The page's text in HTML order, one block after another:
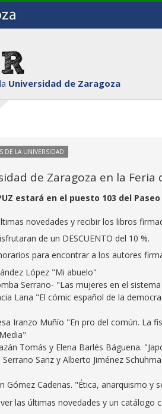
Universidad de Zaragoza
DE LA UNIVERSIDAD
de Zaragoza en la Feria
estará en el puesto 103 del
novedades y recibir los libros
de un DESCUENTO del 10 %.
para encontrar a los autores
López "Mi abuelo"
Serrano- "Las mujeres en el
Lana "El cómic español de la
Iranzo Muñío "En pro del común. La
Tomás y Elena Barlés Báguena.
Serrano Sanz y Alberto Jiménez
Gómez Cadenas. "Ética, anarquismo y
las últimas novedades y un